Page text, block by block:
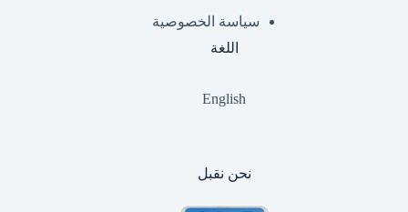
سياسة الخصوصية
اللغة
English
نحن نقبل